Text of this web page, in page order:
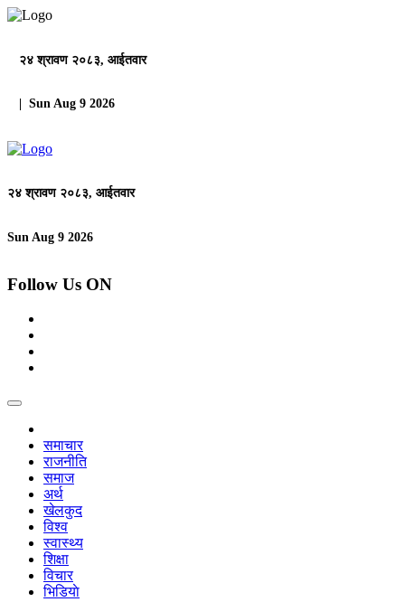
२४ श्रावण २०८३, आईतवार
| Sun Aug 9 2026
२४ श्रावण २०८३, आईतवार
Sun Aug 9 2026
Follow Us ON
समाचार
राजनीति
समाज
अर्थ
खेलकुद
विश्व
स्वास्थ्य
शिक्षा
विचार
भिडियाे